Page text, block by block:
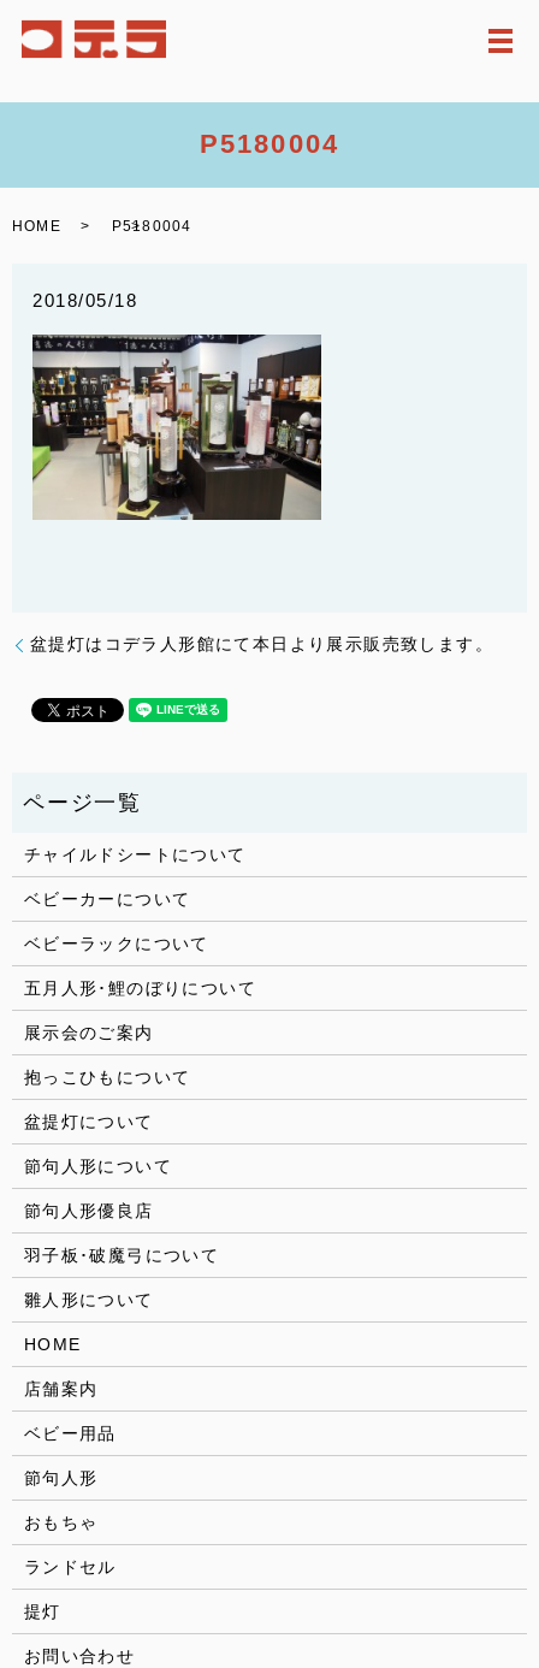
メ
P5180004
HOME P5180004
2018/05/18
盆提灯はコデラ人形館にて本日より展示販売致します。
チャイルドシートについて
ベビーカーについて
ベビーラックについて
五月人形･鯉のぼりについて
展示会のご案内
抱っこひもについて
盆提灯について
節句人形について
節句人形優良店
羽子板･破魔弓について
雛人形について
HOME
店舗案内
ベビー用品
節句人形
おもちゃ
ランドセル
提灯
お問い合わせ